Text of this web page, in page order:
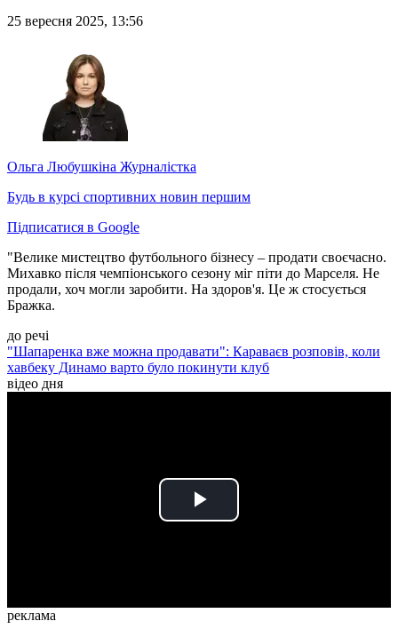
25 вересня 2025, 13:56
Ольга Любушкіна Журналістка
Будь в курсі спортивних новин першим
Підписатися в Google
"Велике мистецтво футбольного бізнесу – продати своєчасно.
Михавко після чемпіонського сезону міг піти до Марселя. Не
продали, хоч могли заробити. На здоров'я. Це ж стосується
Бражка.
до речі
"Шапаренка вже можна продавати": Караваєв розповів, коли
хавбеку Динамо варто було покинути клуб
відео дня
Play
реклама